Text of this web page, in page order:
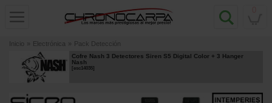
Inicio » Electrónica » Pack Detección
Cofre Nash 3 Detectores Siren S5 Digital Color + 3 Hanger
Nash
[esc14035]